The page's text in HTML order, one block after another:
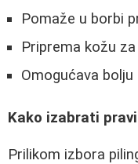
Pomaže u borbi
Priprema kožu
Omogućava
Kako izabrati
Prilikom izbora